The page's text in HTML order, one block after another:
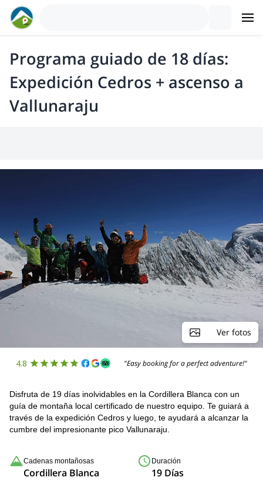
Programa guiado de 18 días:
Expedición Cedros + ascenso a
Vallunaraju
Ver fotos
4.8 "Easy booking for a perfect adventure!"
Disfruta de 19 días inolvidables en la Cordillera Blanca con un
guía de montaña local certificado de nuestro equipo. Te guiará a
través de la expedición Cedros y luego, te ayudará a alcanzar la
cumbre del impresionante pico Vallunaraju.
Cadenas montañosas
Cordillera Blanca
Duración
19 Días